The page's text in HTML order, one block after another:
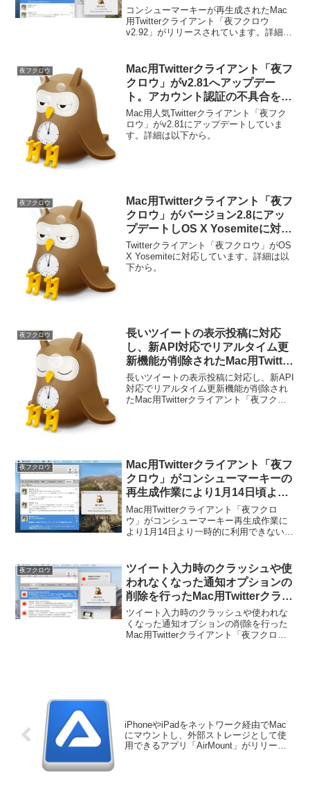
v2.91以前のバージョンは機能せ
ず、公式サイト版は自動アップデ
ートが利用できないので注意を。
コンシューマーキーが再生成されたMac
用Twitterクライアント「夜フクロウ
v2.92」がリリースされています。詳細は
夜フクロウ
Mac用Twitterクライアント「夜フ
クロウ」がv2.81へアップデー
ト。アカウント認証の不具合を修
正し、Instagramにも対応。
Mac用人気Twitterクライアント「夜フク
ロウ」がv2.81にアップデートしていま
す。詳細は以下から。
夜フクロウ
Mac用Twitterクライアント「夜フ
クロウ」がバージョン2.8にアッ
プデートしOS X Yosemiteに対
応。
Twitterクライアント「夜フクロウ」がOS
X Yosemiteに対応しています。詳細は以
下から。
夜フクロウ
長いツイートの表示投稿に対応
し、新API対応でリアルタイム更
新機能が削除されたMac用Twitter
クライアント「夜フクロウ
v2.87」がリリース。
長いツイートの表示投稿に対応し、新API
対応でリアルタイム更新機能が削除され
たMac用Twitterクライアント「夜フクロ
夜フクロウ
Mac用Twitterクライアント「夜フ
クロウ」がコンシューマーキーの
再生成作業により1月14日頃より
一時的に利用できない状態に。
Mac用Twitterクライアント「夜フクロ
ウ」がコンシューマーキー再生成作業に
より1月14日より一時的に利用できない状
夜フクロウ
ツイート入力時のクラッシュや使
われなくなった通知オプションの
削除を行ったMac用Twitterクライ
アント「夜フクロウ v2.88」がリ
リース。
ツイート入力時のクラッシュや使われな
くなった通知オプションの削除を行った
Mac用Twitterクライアント「夜フクロウ
iPhoneやiPadをネットワーク経由でMac
にマウントし、外部ストレージとして使
用できるアプリ「AirMount」がリリー